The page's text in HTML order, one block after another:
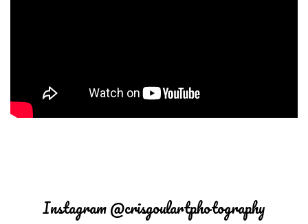
Instagram @crisgoulartphotography